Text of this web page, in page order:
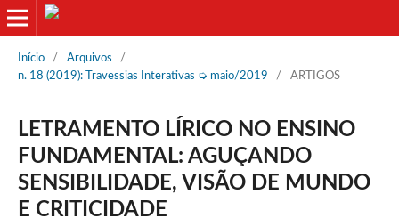
Início / Arquivos
/
n. 18 (2019): Travessias Interativas ➭ maio/2019
/ ARTIGOS
LETRAMENTO LÍRICO NO ENSINO
FUNDAMENTAL: AGUÇANDO
SENSIBILIDADE, VISÃO DE MUNDO
E CRITICIDADE